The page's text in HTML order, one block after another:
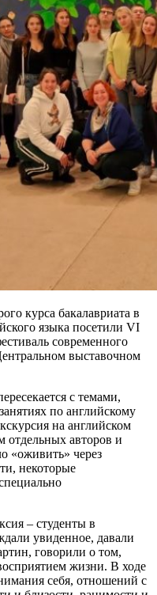
курса бакалавриата в
языка посетили VI
современного
выставочном
с темами,
по английскому
на английском
авторов и
«оживить» через
некоторые
– студенты в
увиденное, давали
говорили о том,
жизни. В ходе
себя, отношений с